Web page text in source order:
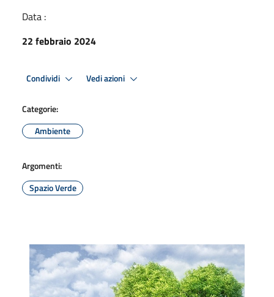
Data :
22 febbraio 2024
Condividi Vedi azioni
Categorie:
Ambiente
Argomenti:
Spazio Verde